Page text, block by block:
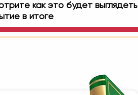
как это будет выглядеть
в итоге